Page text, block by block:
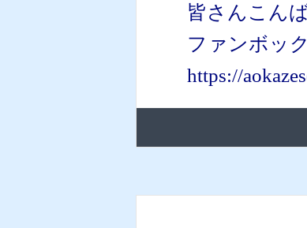
皆さんこん
ファンボッ
https://